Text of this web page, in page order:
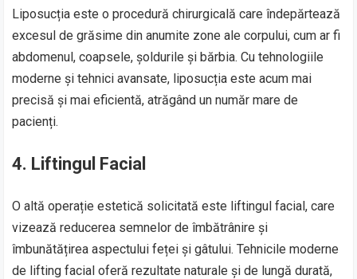
Liposucția este o procedură chirurgicală care îndepărtează
excesul de grăsime din anumite zone ale corpului, cum ar fi
abdomenul, coapsele, șoldurile și bărbia. Cu tehnologiile
moderne și tehnici avansate, liposucția este acum mai
precisă și mai eficientă, atrăgând un număr mare de
pacienți.
4. Liftingul Facial
O altă operație estetică solicitată este liftingul facial, care
vizează reducerea semnelor de îmbătrânire și
îmbunătățirea aspectului feței și gâtului. Tehnicile moderne
de lifting facial oferă rezultate naturale și de lungă durată,